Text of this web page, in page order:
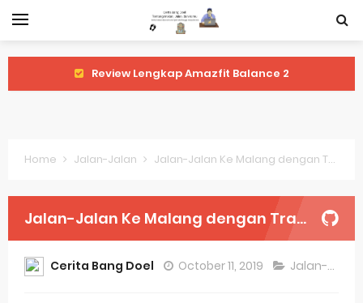
Review Lengkap Amazfit Balance 2
Review Lengkap Samsung Galaxy Watch 7
Perubahan Regulasi Merek Dagang
Sejarah Merek Dagang Terkenal
Home Jalan-Jalan Jalan-Jalan Ke Malang dengan Traveloka Xperience
Jalan-Jalan Ke Malang dengan Traveloka Xperience
Cerita Bang Doel October 11, 2019 Jalan-Jalan